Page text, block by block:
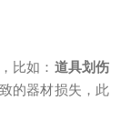
比如： 道具划伤
的器材损失，此